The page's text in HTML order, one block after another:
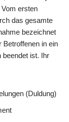
ersten
das gesamte
bezeichnet
Betroffenen in ein
beendet ist. Ihr
(Duldung)